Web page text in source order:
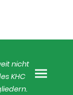
nicht
KHC